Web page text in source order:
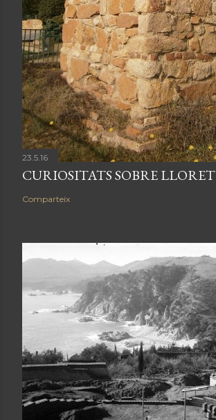
23.5.16
CURIOSITATS SOBRE LLORET
Comparteix